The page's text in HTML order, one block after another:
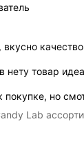
вкусно качество
нету товар
покупке, но
Lab